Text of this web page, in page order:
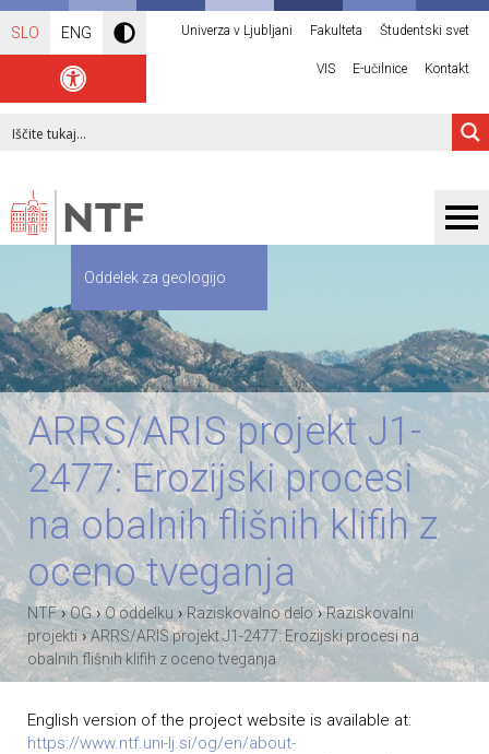
SLO ENG Univerza v Ljubljani Fakulteta Študentski svet
VIS E-učilnice Kontakt
Oddelek za geologijo
ARRS/ARIS projekt J1-
2477: Erozijski procesi
na obalnih flišnih klifih z
oceno tveganja
NTF›OG›O oddelku ›Raziskovalno delo›Raziskovalni
projekti›ARRS/ARIS projekt J1-2477: Erozijski procesi na
obalnih flišnih klifih z oceno tveganja
English version of the project website is available at:
https://www.ntf.uni-lj.si/og/en/about-